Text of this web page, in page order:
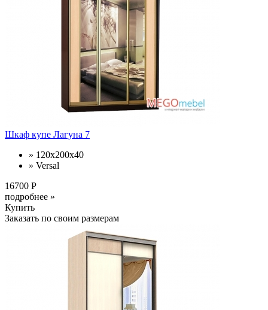
Шкаф купе Лагуна 7
» 120x200x40
» Versal
16700 Р
подробнее »
Купить
Заказать по своим размерам